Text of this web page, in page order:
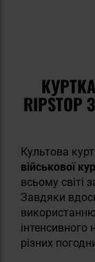
КУРТКА
Культова
військової
всьому світі
Завдяки
використанню
інтенсивного
різних